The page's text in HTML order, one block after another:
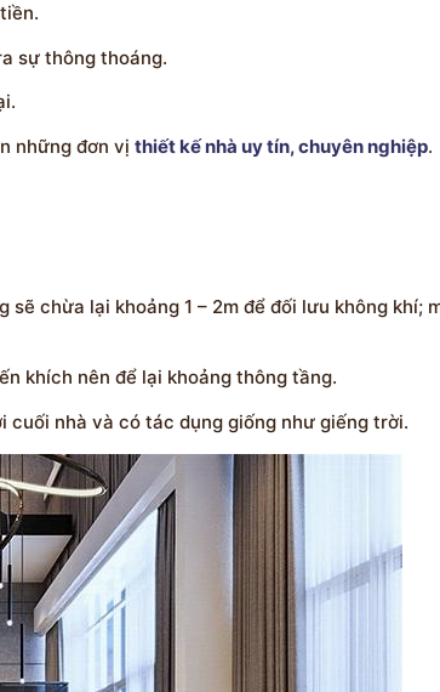
sự thông thoáng.
những đơn vị thiết kế nhà uy tín, chuyên nghiệp.
chừa lại khoảng 1 – 2m để đối lưu không khí;
khích nên để lại khoảng thông tầng.
nhà và có tác dụng giống như giếng trời.